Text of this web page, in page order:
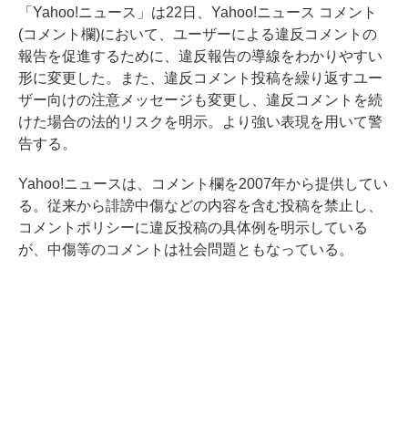
「Yahoo!ニュース」は22日、Yahoo!ニュース コメント
(コメント欄)において、ユーザーによる違反コメントの
報告を促進するために、違反報告の導線をわかりやすい
形に変更した。また、違反コメント投稿を繰り返すユー
ザー向けの注意メッセージも変更し、違反コメントを続
けた場合の法的リスクを明示。より強い表現を用いて警
告する。
Yahoo!ニュースは、コメント欄を2007年から提供してい
る。従来から誹謗中傷などの内容を含む投稿を禁止し、
コメントポリシーに違反投稿の具体例を明示している
が、中傷等のコメントは社会問題ともなっている。